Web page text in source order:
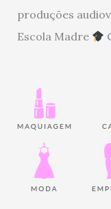
produções
Escola Madre